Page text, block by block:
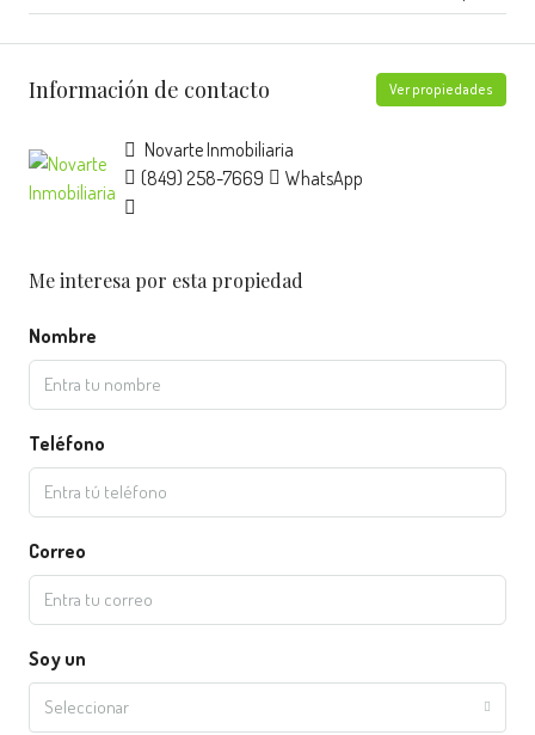
Información de contacto Ver propiedades
Novarte Inmobiliaria
(849) 258-7669
WhatsApp
Me interesa por esta propiedad
Nombre
Teléfono
Correo
Soy un
Seleccionar